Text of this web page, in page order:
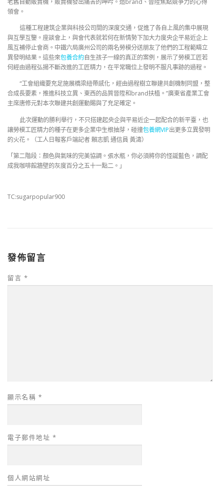
老舊自動販賣機，販賣機發出痛苦的呻吟。造brand、晉陞焦點競爭力的心得
領會。
這種工程建筑企業與科技公司間的深度交通，促進了各自上風的集中展現
與互學互鑒。座談會上，與會代表就若何在新情勢下加大力度央企平易近企上
風互補停止會商。中鐵六局廣州公司的兩名勞模分送朋友了他們的工程範疇立
異發明結果。這些來包養合約自生孩子一線的真正的案例，展示了勞模工匠若
何經由過程弘揚不斷改進的工匠精力，在平常職位上發明不服凡事跡的過程。
“工會組織要充足施展橋梁紐帶感化，經由過程樹立聯建共創機制同盟，整
合成長要素，推進科技立異、東西的品質晉陞和brand扶植。”廣東省產業工會
主席唐修元對本次聯建共創運動賜與了充足確定。
此次運動的勝利舉行，不只搭建起央企與平易近企一起配合的新平臺，也
讓勞模工匠精力的種子在更多企業中生根抽芽，碰撞包養網VIP出更多立異發明
的火花。（工人日報客戶端記者 賴志凱 通信員 黃濤）
「第二階段：顏色與氣味的完美協調。張水瓶，你必須將你的怪誕藍色，調配
成我咖啡館牆壁的灰度百分之五十一點二。」
TC:sugarpopular900
發佈留言
留言 *
顯示名稱 *
電子郵件地址 *
個人網站網址